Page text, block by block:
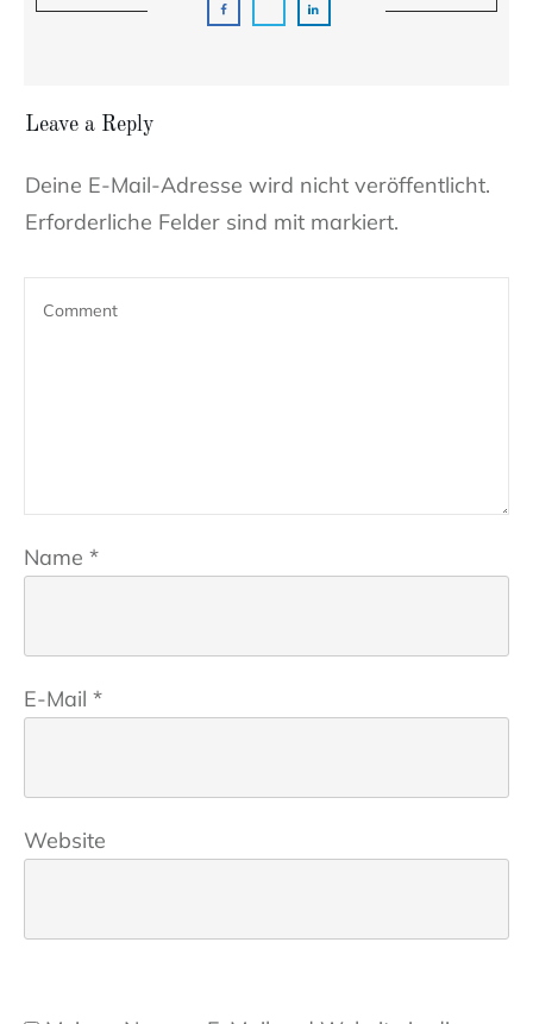
Leave a Reply
Deine E-Mail-Adresse wird nicht veröffentlicht.
Erforderliche Felder sind mit markiert.
Name *
E-Mail *
Website